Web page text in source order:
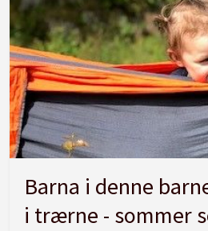
Barna i denne
i trærne - sommer